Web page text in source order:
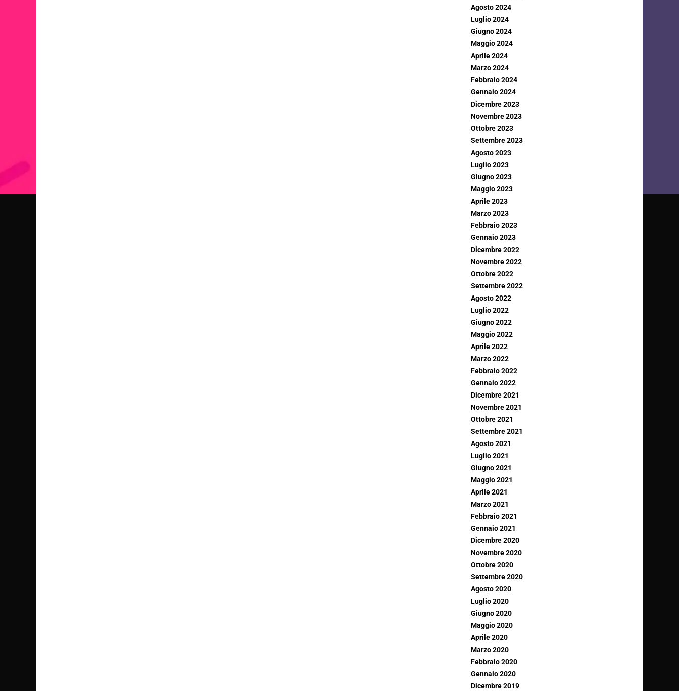
Agosto 2024
Luglio 2024
Giugno 2024
Maggio 2024
Aprile 2024
Marzo 2024
Febbraio 2024
Gennaio 2024
Dicembre 2023
Novembre 2023
Ottobre 2023
Settembre 2023
Agosto 2023
Luglio 2023
Giugno 2023
Maggio 2023
Aprile 2023
Marzo 2023
Febbraio 2023
Gennaio 2023
Dicembre 2022
Novembre 2022
Ottobre 2022
Settembre 2022
Agosto 2022
Luglio 2022
Giugno 2022
Maggio 2022
Aprile 2022
Marzo 2022
Febbraio 2022
Gennaio 2022
Dicembre 2021
Novembre 2021
Ottobre 2021
Settembre 2021
Agosto 2021
Luglio 2021
Giugno 2021
Maggio 2021
Aprile 2021
Marzo 2021
Febbraio 2021
Gennaio 2021
Dicembre 2020
Novembre 2020
Ottobre 2020
Settembre 2020
Agosto 2020
Luglio 2020
Giugno 2020
Maggio 2020
Aprile 2020
Marzo 2020
Febbraio 2020
Gennaio 2020
Dicembre 2019